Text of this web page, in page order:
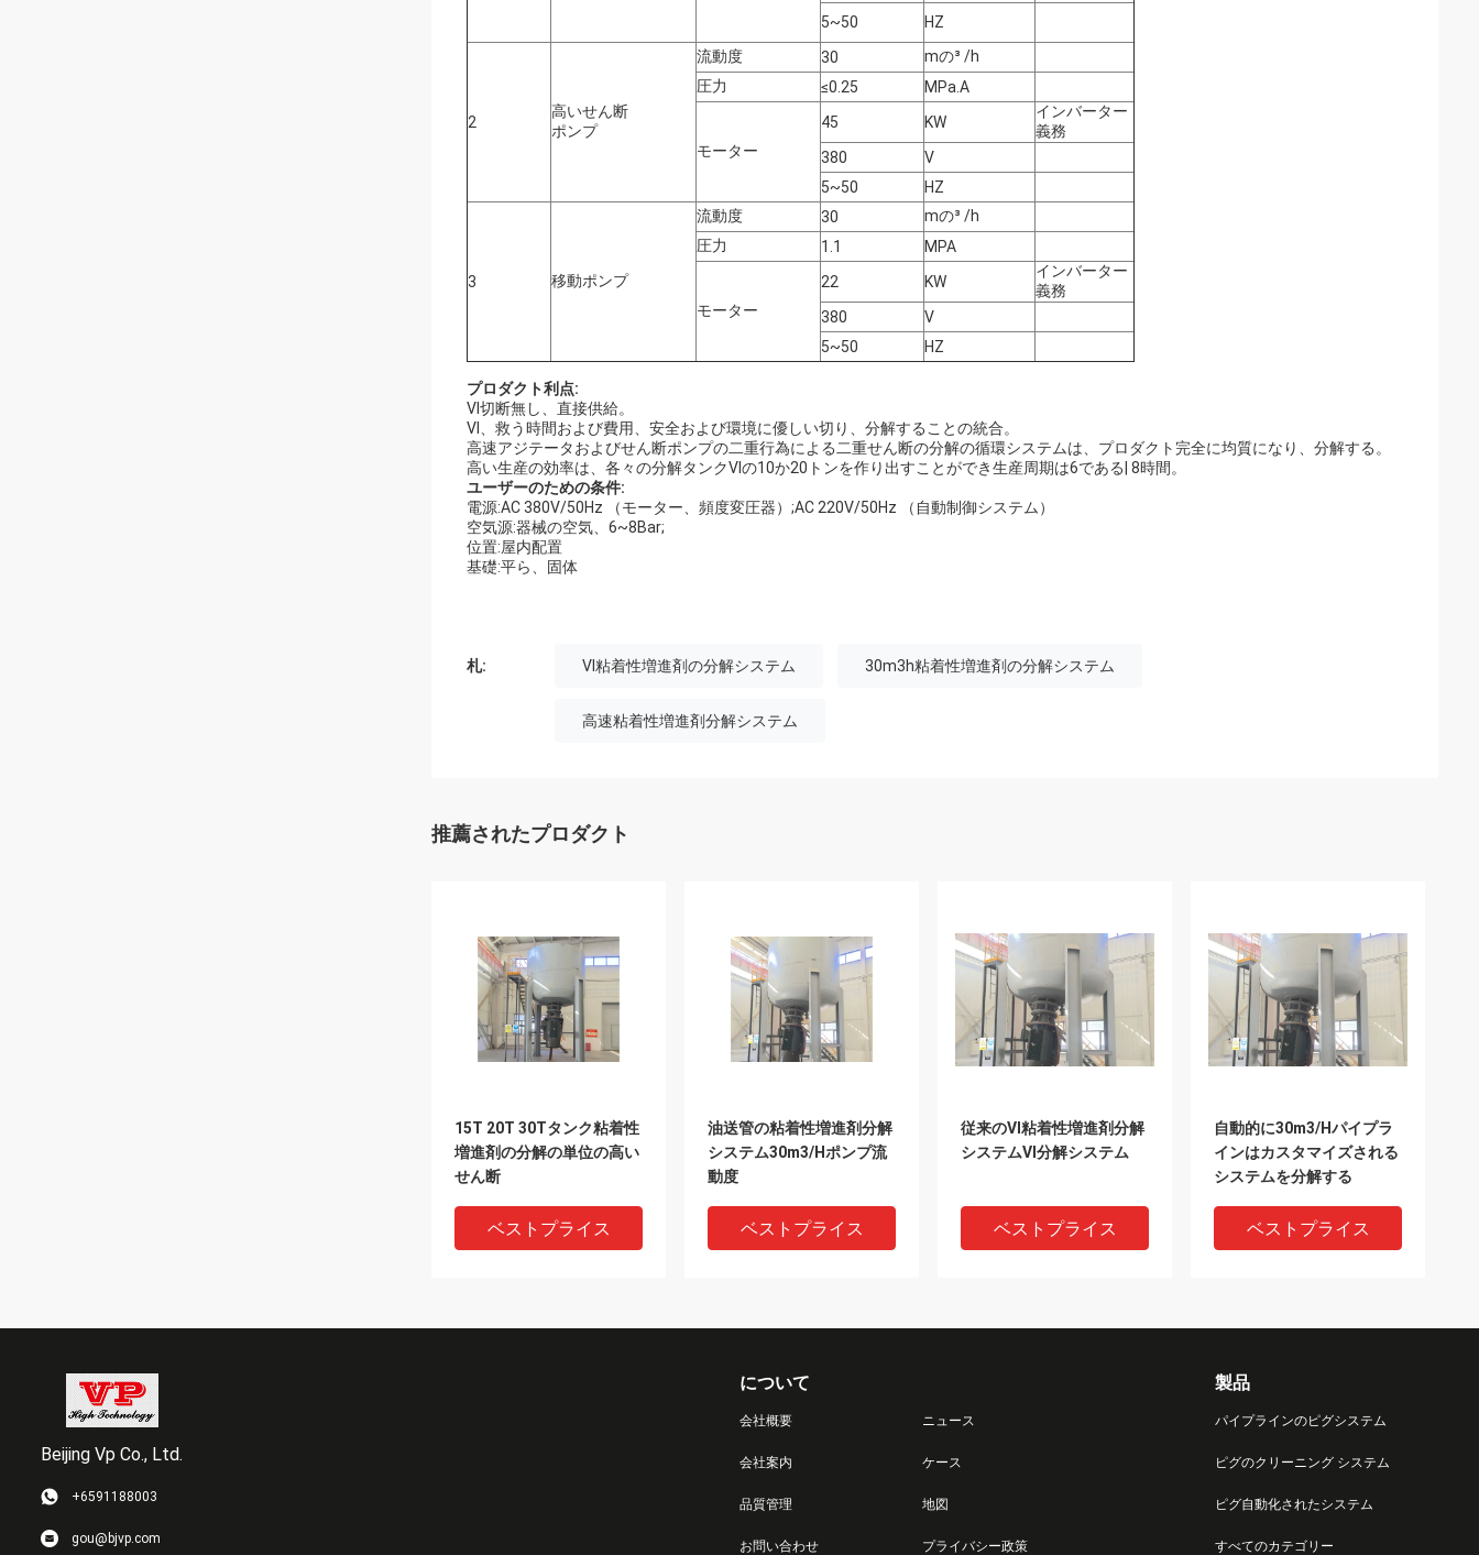
5~50 HZ
2
高いせん断
ポンプ
流動度 30
mの³ /h
圧力
≤0.25 MPa.A
モーター
45 KW
インバーター
義務
380
V
5~50
HZ
3 移動ポンプ
流動度 30
mの³ /h
圧力
1.1 MPA
モーター
22 KW
インバーター
義務
380
V
5~50
HZ
プロダクト利点:
VI切断無し、直接供給。
VI、救う時間および費用、安全および環境に優しい切り、分解することの統合。
高速アジテータおよびせん断ポンプの二重行為による二重せん断の分解の循環システムは、プロダクト完全に均質になり、分解する。
高い生産の効率は、各々の分解タンクVIの10か20トンを作り出すことができ生産周期は6である| 8時間。
ユーザーのための条件:
電源:AC 380V/50Hz （モーター、頻度変圧器）;AC 220V/50Hz （自動制御システム）
空気源:器械の空気、6~8Bar;
位置:屋内配置
基礎:平ら、固体
札: VI粘着性増進剤の分解システム 30m3h粘着性増進剤の分解システム
高速粘着性増進剤分解システム
推薦されたプロダクト
15T 20T 30Tタンク粘着性
増進剤の分解の単位の高い
せん断
ベストプライス
油送管の粘着性増進剤分解
システム30m3/Hポンプ流
動度
ベストプライス
従来のVI粘着性増進剤分解
システムVI分解システム
ベストプライス
自動的に30m3/Hパイプラ
インはカスタマイズされる
システムを分解する
ベストプライス
自動粘着性増進剤分解シス
頻度コンバーターのピグ分
高速粘着性増進剤分解シス
Beijing Vp Co., Ltd.
+6591188003
gou@bjvp.com
について
会社概要
会社案内
品質管理
お問い合わせ
ニュース
ケース
地図
プライバシー政策
製品
パイプラインのピグシステム
ピグのクリーニング システム
ピグ自動化されたシステム
すべてのカテゴリー